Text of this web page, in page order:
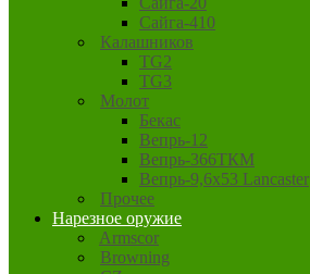
Сайга-410
Калашников
TG2
TG3
Молот
Бекас
Вепрь-12
Вепрь-366ТКМ
Вепрь-9,6х53 Lancaster
Прочее
Нарезное оружие
Armscor
Browning